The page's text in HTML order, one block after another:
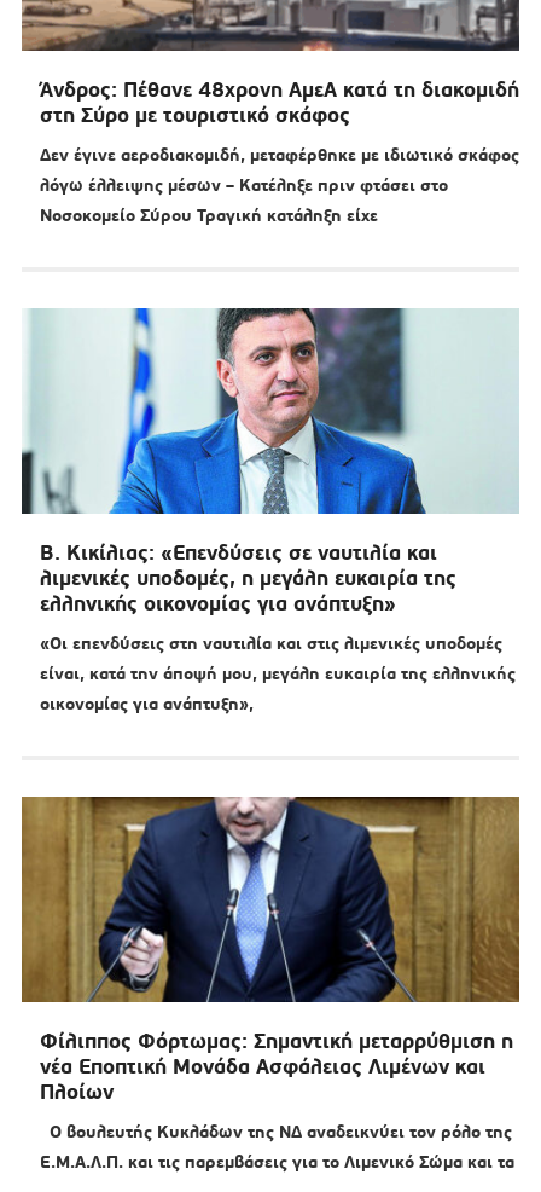
Άνδρος: Πέθανε 48χρονη ΑμεΑ κατά τη διακομιδή
στη Σύρο με τουριστικό σκάφος
Δεν έγινε αεροδιακομιδή, μεταφέρθηκε με ιδιωτικό σκάφος
λόγω έλλειψης μέσων – Κατέληξε πριν φτάσει στο
Νοσοκομείο Σύρου Τραγική κατάληξη είχε
Β. Κικίλιας: «Επενδύσεις σε ναυτιλία και
λιμενικές υποδομές, η μεγάλη ευκαιρία της
ελληνικής οικονομίας για ανάπτυξη»
«Οι επενδύσεις στη ναυτιλία και στις λιμενικές υποδομές
είναι, κατά την άποψή μου, μεγάλη ευκαιρία της ελληνικής
οικονομίας για ανάπτυξη»,
Φίλιππος Φόρτωμας: Σημαντική μεταρρύθμιση η
νέα Εποπτική Μονάδα Ασφάλειας Λιμένων και
Πλοίων
Ο βουλευτής Κυκλάδων της ΝΔ αναδεικνύει τον ρόλο της
Ε.Μ.Α.Λ.Π. και τις παρεμβάσεις για το Λιμενικό Σώμα και τα